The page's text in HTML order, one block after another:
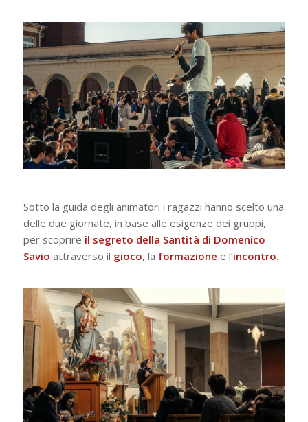
Sotto la guida degli animatori i ragazzi hanno scelto una
delle due giornate, in base alle esigenze dei gruppi,
per scoprire il segreto della Santità di Domenico
Savio attraverso il gioco, la formazione e l’incontro.